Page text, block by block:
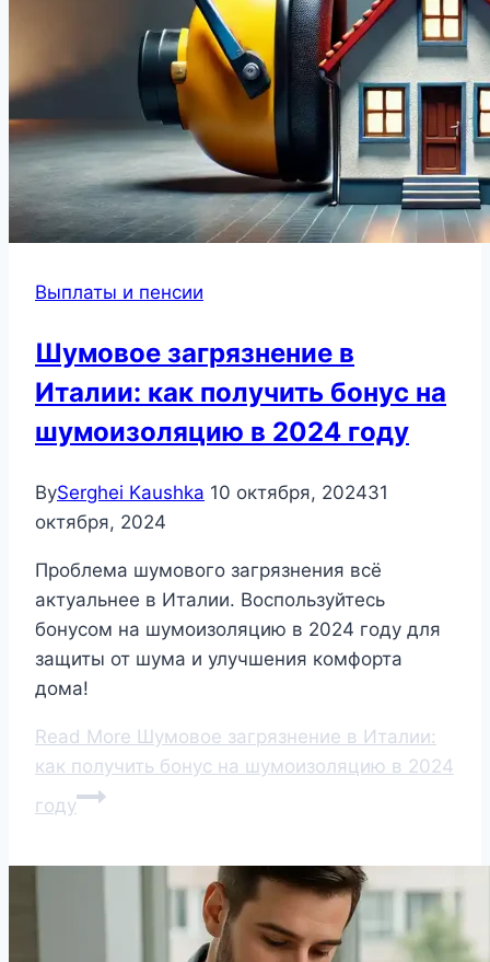
Выплаты и пенсии
Шумовое загрязнение в
Италии: как получить бонус на
шумоизоляцию в 2024 году
BySerghei Kaushka 10 октября, 202431
октября, 2024
Проблема шумового загрязнения всё
актуальнее в Италии. Воспользуйтесь
бонусом на шумоизоляцию в 2024 году для
защиты от шума и улучшения комфорта
дома!
Read More Шумовое загрязнение в Италии:
как получить бонус на шумоизоляцию в 2024
году